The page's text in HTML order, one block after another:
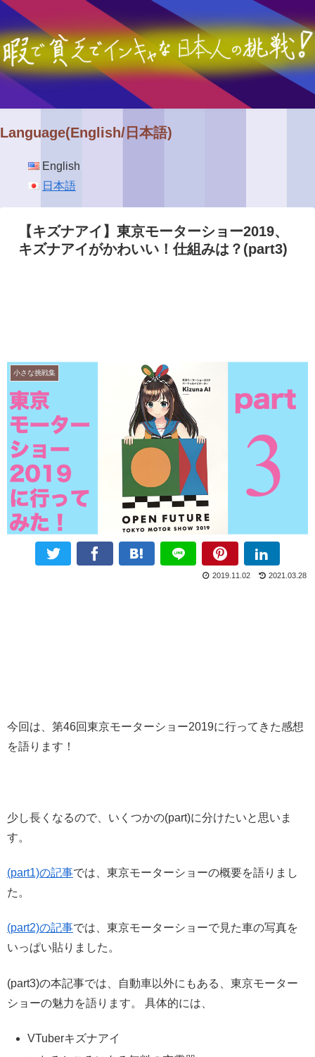
Language(English/日本語)
English
日本語
【キズナアイ】東京モーターショー2019、
キズナアイがかわいい！仕組みは？(part3)
小さな挑戦集
2021.03.28
2019.11.02
今回は、第46回東京モーターショー2019に行ってきた感想
を語ります！
少し長くなるので、いくつかの(part)に分けたいと思いま
す。
(part1)の記事では、東京モーターショーの概要を語りまし
た。
(part2)の記事では、東京モーターショーで見た車の写真を
いっぱい貼りました。
(part3)の本記事では、自動車以外にもある、東京モーター
ショーの魅力を語ります。 具体的には、
VTuberキズナアイ